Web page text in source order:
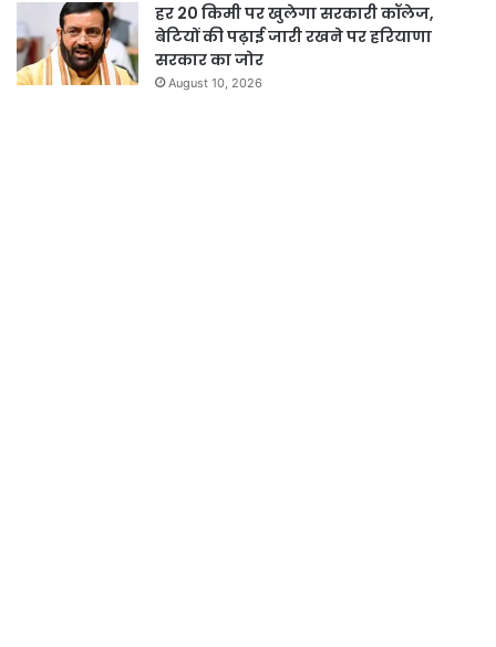
हर 20 किमी पर खुलेगा सरकारी कॉलेज,
बेटियों की पढ़ाई जारी रखने पर हरियाणा
सरकार का जोर
August 10, 2026